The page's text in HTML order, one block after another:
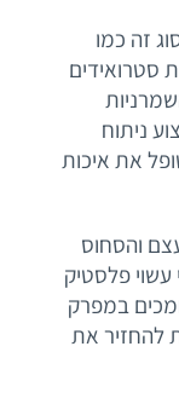
זה כמו
סטרואידים
ניתוח
את איכות
והסחוס
פלסטיק
במפרק
להחזיר את